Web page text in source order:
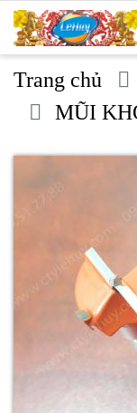
Trang chủ
MŨI